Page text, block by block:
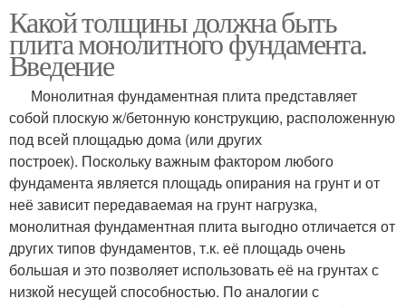
Какой толщины должна быть
плита монолитного фундамента.
Введение
Монолитная фундаментная плита представляет
собой плоскую ж/бетонную конструкцию, расположенную
под всей площадью дома (или других
построек). Поскольку важным фактором любого
фундамента является площадь опирания на грунт и от
неё зависит передаваемая на грунт нагрузка,
монолитная фундаментная плита выгодно отличается от
других типов фундаментов, т.к. её площадь очень
большая и это позволяет использовать её на грунтах с
низкой несущей способностью. По аналогии с